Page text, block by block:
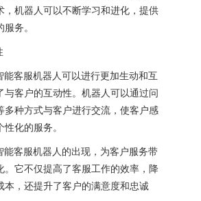
，机器人可以不断学习和进化，提供
务。
服机器人可以进行更加生动和互
与客户的互动性。机器人可以通过问
多种方式与客户进行交流，使客户感
化的服务。
服机器人的出现，为客户服务带
。它不仅提高了客服工作的效率，降
本，还提升了客户的满意度和忠诚